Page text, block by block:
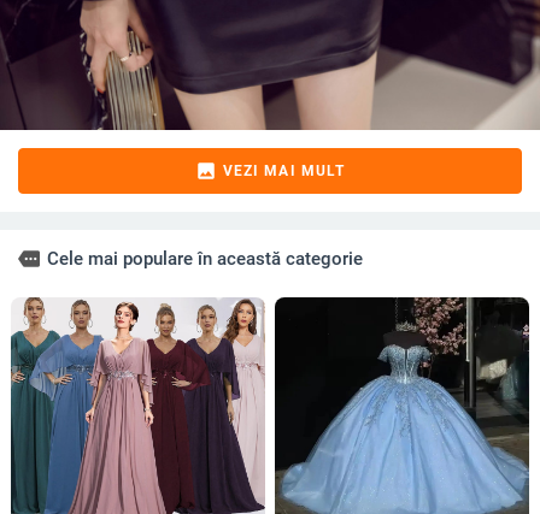
image VEZI MAI MULT
more Cele mai populare în această categorie